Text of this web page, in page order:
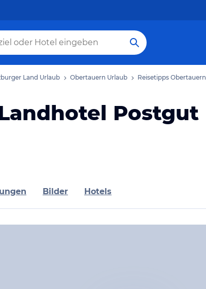
Land Urlaub Obertauern Urlaub Reisetipps Obertauern
Postgut
Bilder Hotels